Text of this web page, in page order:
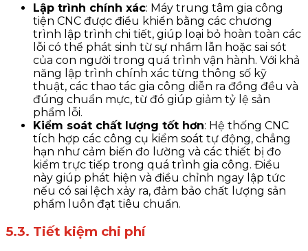
Lập trình chính xác: Máy trung tâm gia công
tiện CNC được điều khiển bằng các chương
trình lập trình chi tiết, giúp loại bỏ hoàn toàn các
lỗi có thể phát sinh từ sự nhầm lẫn hoặc sai sót
của con người trong quá trình vận hành. Với khả
năng lập trình chính xác từng thông số kỹ
thuật, các thao tác gia công diễn ra đồng đều và
đúng chuẩn mực, từ đó giúp giảm tỷ lệ sản
phẩm lỗi.
Kiểm soát chất lượng tốt hơn: Hệ thống CNC
tích hợp các công cụ kiểm soát tự động, chẳng
hạn như cảm biến đo lường và các thiết bị đo
kiểm trực tiếp trong quá trình gia công. Điều
này giúp phát hiện và điều chỉnh ngay lập tức
nếu có sai lệch xảy ra, đảm bảo chất lượng sản
phẩm luôn đạt tiêu chuẩn.
5.3. Tiết kiệm chi phí